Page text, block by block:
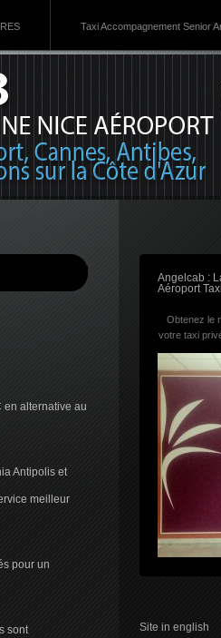
Taxi Accompagnement Senior
en alternative au
Antipolis et
meilleur
pour un
sont
Angelcab :
Aéroport
Obtenez le
votre taxi
Site in english